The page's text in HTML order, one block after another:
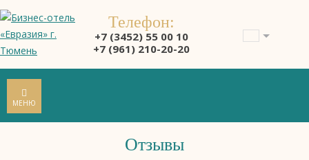
Телефон:
+7 (3452) 55 00 10
+7 (961) 210-20-20
МЕНЮ
Отзывы